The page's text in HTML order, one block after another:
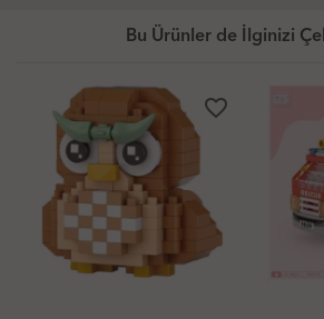
Bu Ürünler de İlginizi